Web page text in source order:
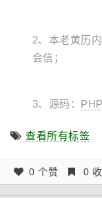
2、本老黄历
会信；
3、源码：
查看所有标签
0 个赞 0